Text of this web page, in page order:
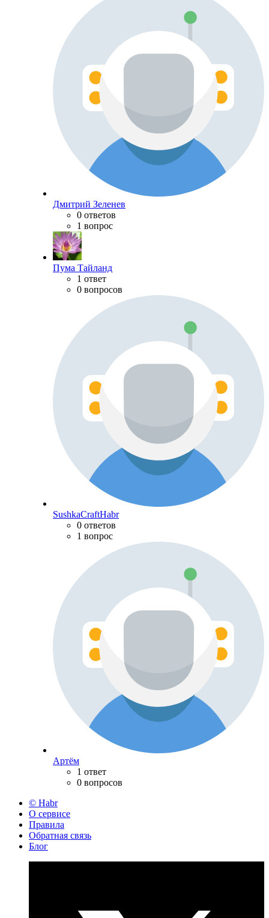
Дмитрий Зеленев
0 ответов
1 вопрос
Пума Тайланд
1 ответ
0 вопросов
SushkaCraftHabr
0 ответов
1 вопрос
Артём
1 ответ
0 вопросов
© Habr
О сервисе
Правила
Обратная связь
Блог